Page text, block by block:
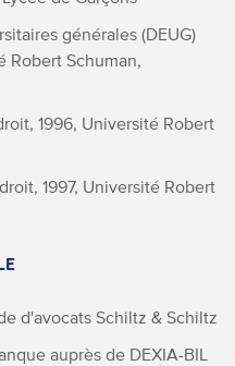
générales (DEUG)
Robert Schuman,
1996, Université Robert
1997, Université Robert
d'avocats Schiltz & Schiltz
auprès de DEXIA-BIL